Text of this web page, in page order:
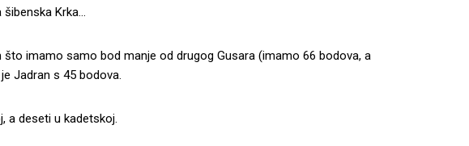
Krka…
imamo samo bod manje od drugog Gusara (imamo 66 bodova, a
Jadran s 45 bodova.
a deseti u kadetskoj.